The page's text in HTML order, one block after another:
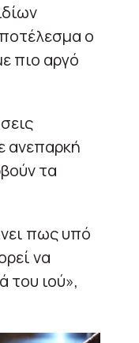
ο
πιο αργό
ανεπαρκή
τα
πως υπό
να
του ιού»,